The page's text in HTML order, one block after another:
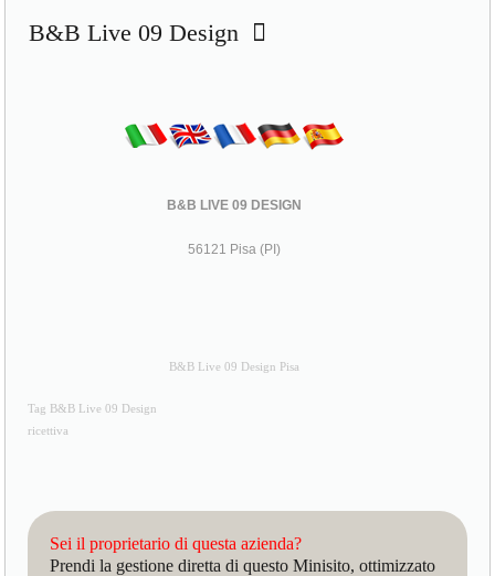
B&B Live 09 Design
B&B LIVE 09 DESIGN
56121 Pisa (PI)
B&B Live 09 Design Pisa
Tag B&B Live 09 Design
ricettiva
Sei il proprietario di questa azienda?
Prendi la gestione diretta di questo Minisito, ottimizzato